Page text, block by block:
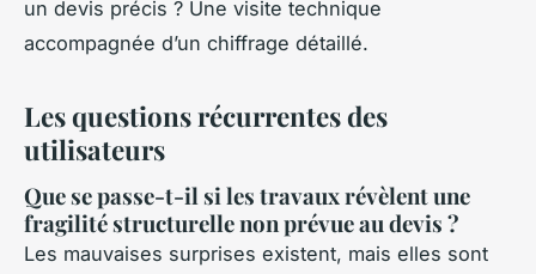
un devis précis ? Une visite technique
accompagnée d’un chiffrage détaillé.
Les questions récurrentes des
utilisateurs
Que se passe-t-il si les travaux révèlent une
fragilité structurelle non prévue au devis ?
Les mauvaises surprises existent, mais elles sont